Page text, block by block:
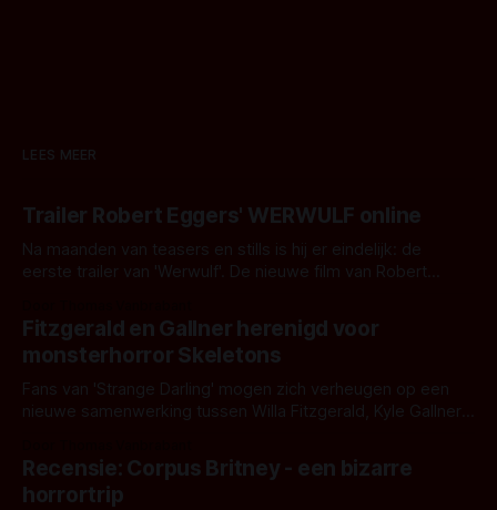
LEES MEER
Trailer Robert Eggers' WERWULF online
Na maanden van teasers en stills is hij er eindelijk: de
eerste trailer van 'Werwulf'. De nieuwe film van Robert
kille stijl vol folklore en mythe. Het topic deze keer is (kon
het het al raden?)... de weerwolf. Kijk je mee?
Fitzgerald en Gallner herenigd voor
monsterhorror Skeletons
Fans van 'Strange Darling' mogen zich verheugen op een
nieuwe samenwerking tussen Willa Fitzgerald, Kyle Gallner
'Skeletons', een nieuwe creature feature waarvoor de
opnames zijn gestart in Australië.
Recensie: Corpus Britney - een bizarre
horrortrip